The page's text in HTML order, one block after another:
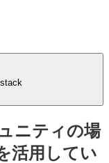
ニティの場
活用してい